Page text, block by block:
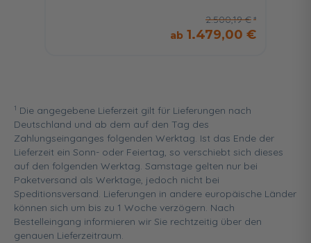
2.500,19 €
1.479,00 €
1 Die angegebene Lieferzeit gilt für Lieferungen nach
Deutschland und ab dem auf den Tag des
Zahlungseinganges folgenden Werktag. Ist das Ende der
Lieferzeit ein Sonn- oder Feiertag, so verschiebt sich dieses
auf den folgenden Werktag. Samstage gelten nur bei
Paketversand als Werktage, jedoch nicht bei
Speditionsversand. Lieferungen in andere europäische Länder
können sich um bis zu 1 Woche verzögern. Nach
Bestelleingang informieren wir Sie rechtzeitig über den
genauen Lieferzeitraum.